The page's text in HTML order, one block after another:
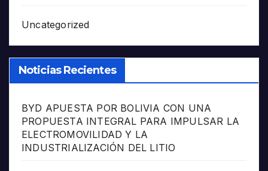
Uncategorized
Noticias Recientes
BYD APUESTA POR BOLIVIA CON UNA
PROPUESTA INTEGRAL PARA IMPULSAR LA
ELECTROMOVILIDAD Y LA
INDUSTRIALIZACIÓN DEL LITIO